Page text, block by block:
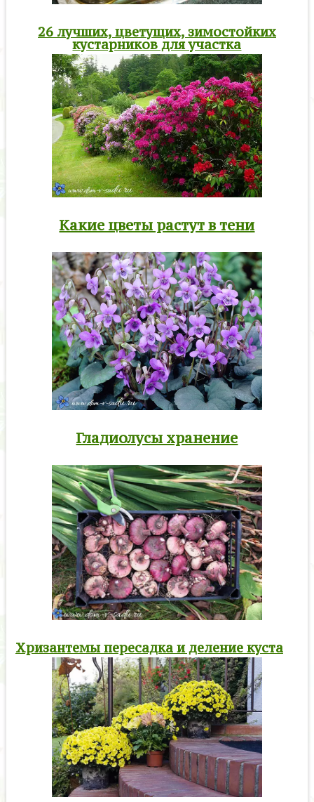
26 лучших, цветущих, зимостойких
кустарников для участка
Какие цветы растут в тени
Гладиолусы хранение
Хризантемы пересадка и деление куста